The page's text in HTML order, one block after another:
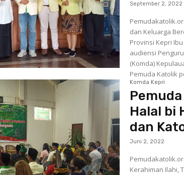
September 2, 2022
dan Keluarga
Provinsi Kepri
audiensi
(Komda) Kepulauan
Pemuda Katolik
Komda Kepri
Halal bi
dan
Juni 2, 2022
Kerahiman Ilahi,